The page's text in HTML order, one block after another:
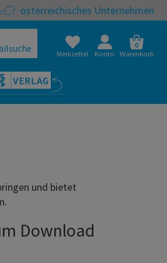
österreichisches Unternehmen
Merkzettel Konto
0
Warenkorb
und bietet
Download